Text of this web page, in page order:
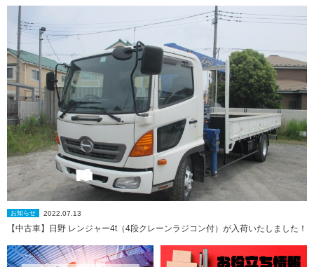
お知らせ 2022.07.13
【中古車】日野 レンジャー4t（4段クレーンラジコン付）が入荷いたしました！